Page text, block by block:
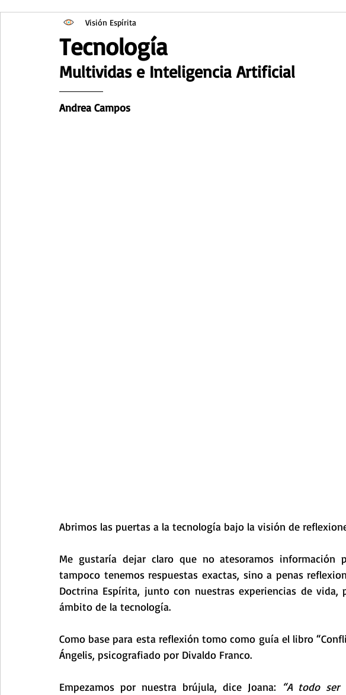
Tecnología
Visión Espírita
Multividas e Inteligencia Artificial
Andrea Campos
Abrimos las puertas a la tecnología bajo la visión de
Me gustaría dejar claro que no atesoramos información
tampoco tenemos respuestas exactas, sino a penas
Doctrina Espírita, junto con nuestras experiencias de vida,
ámbito de la tecnología.
Como base para esta reflexión tomo como guía el libro
Ángelis, psicografiado por Divaldo Franco.
Empezamos por nuestra brújula, dice Joana: “A todo ser